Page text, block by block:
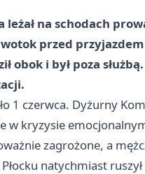
leżał na schodach
przed
obok i był poza
1 czerwca. Dyżurny
w kryzysie
zagrożone, a
natychmiast